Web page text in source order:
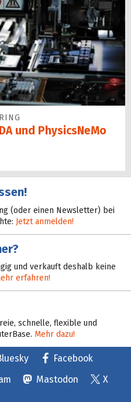
und PhysicsNeMo
(oder einen Newsletter) bei
Jetzt anmelden!
und verkauft deshalb keine
erfahren!
schnelle, flexible und
Mehr dazu!
Facebook
Mastodon
X